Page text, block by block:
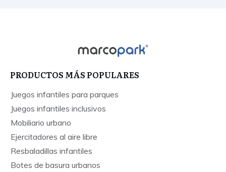
PRODUCTOS MÁS POPULARES
Juegos infantiles para parques
Juegos infantiles inclusivos
Mobiliario urbano
Ejercitadores al aire libre
Resbaladillas infantiles
Botes de basura urbanos